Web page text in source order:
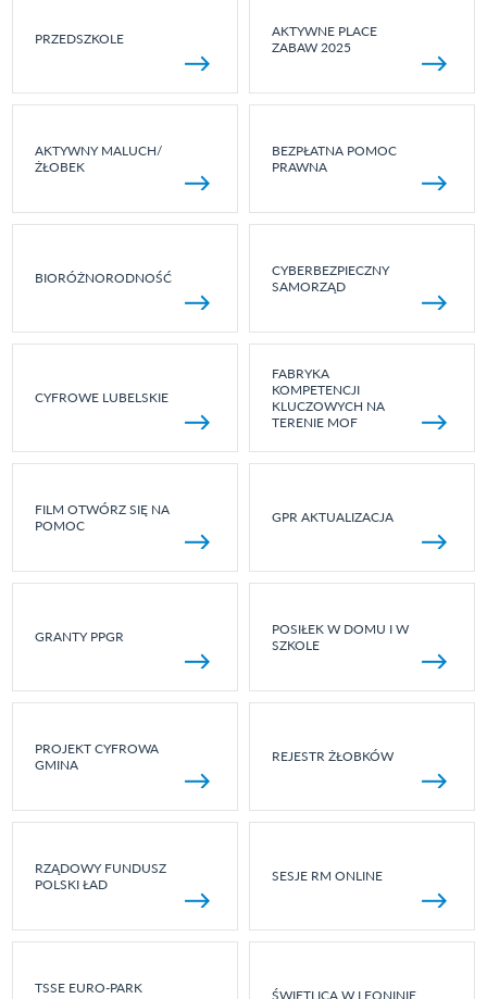
PRZEDSZKOLE
AKTYWNE PLACE
ZABAW 2025
AKTYWNY MALUCH/
ŻŁOBEK
BEZPŁATNA POMOC
PRAWNA
BIORÓŻNORODNOŚĆ
CYBERBEZPIECZNY
SAMORZĄD
CYFROWE LUBELSKIE
FABRYKA
KOMPETENCJI
KLUCZOWYCH NA
TERENIE MOF
FILM OTWÓRZ SIĘ NA
POMOC
GPR AKTUALIZACJA
GRANTY PPGR
POSIŁEK W DOMU I W
SZKOLE
PROJEKT CYFROWA
GMINA
REJESTR ŻŁOBKÓW
RZĄDOWY FUNDUSZ
POLSKI ŁAD
SESJE RM ONLINE
TSSE EURO-PARK
ŚWIETLICA W LEONINIE